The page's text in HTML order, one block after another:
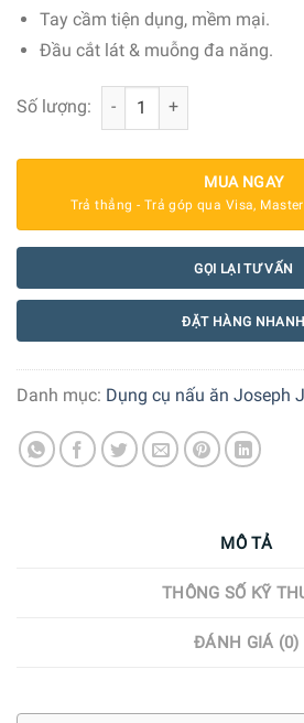
Tay cầm tiện dụng, mềm mại.
Đầu cắt lát & muỗng đa năng.
Số lượng: Dụng Cụ Cắt Trái Bơ 3 in 1
MUA NGAY
Trả thẳng - Trả góp qua Visa,
GỌI LẠI TƯ VẤN
ĐẶT HÀNG NHANH
Danh mục: Dụng cụ nấu ăn Joseph
MÔ TẢ
THÔNG SỐ KỸ
ĐÁNH GIÁ (0)